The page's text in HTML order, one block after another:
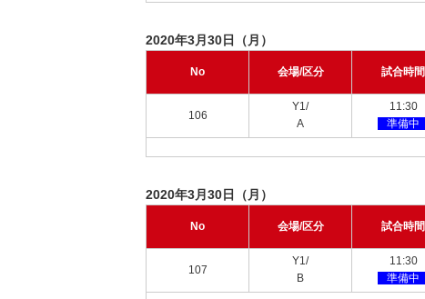
2020年3月30日（月）
No 会場/区分 試合時間
106
Y1/
A
11:30
準備中
2020年3月30日（月）
No 会場/区分 試合時間
107
Y1/
B
11:30
準備中